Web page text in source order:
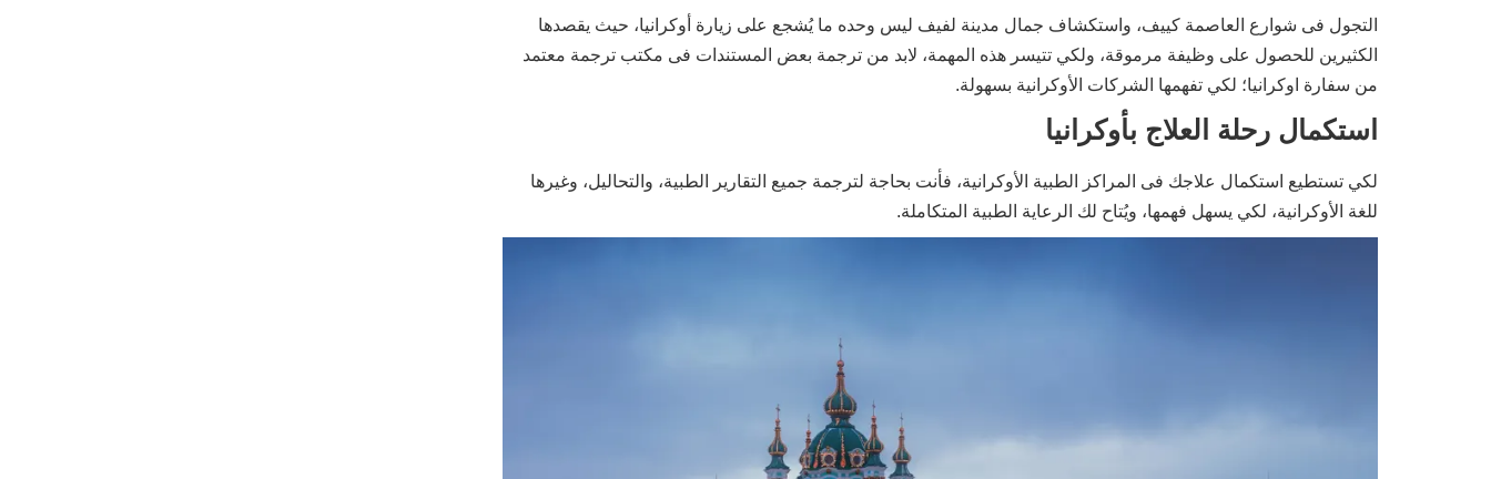
التجول فى شوارع العاصمة كييف، واستكشاف جمال مدينة لفيف ليس وحده ما يُشجع على زيارة أوكرانيا، حيث يقصدها
الكثيرين للحصول على وظيفة مرموقة، ولكي تتيسر هذه المهمة، لابد من ترجمة بعض المستندات فى مكتب ترجمة معتمد
من سفارة اوكرانيا؛ لكي تفهمها الشركات الأوكرانية بسهولة.
استكمال رحلة العلاج بأوكرانيا
لكي تستطيع استكمال علاجك فى المراكز الطبية الأوكرانية، فأنت بحاجة لترجمة جميع التقارير الطبية، والتحاليل، وغيرها
للغة الأوكرانية، لكي يسهل فهمها، ويُتاح لك الرعاية الطبية المتكاملة.